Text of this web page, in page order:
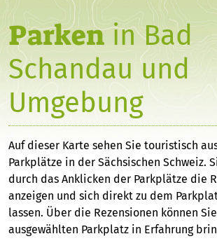
Parkenin Bad
Schandau und
Umgebung
Auf dieser Karte sehen Sie touristisch
Parkplätze in der Sächsischen Schweiz.
durch das Anklicken der Parkplätze die
anzeigen und sich direkt zu dem
lassen. Über die Rezensionen können
ausgewählten Parkplatz in Erfahrung